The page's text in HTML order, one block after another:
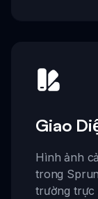
Giao
Hình ảnh
trong
trường trực